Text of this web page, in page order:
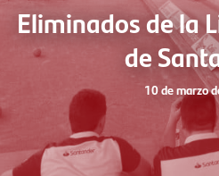
Eliminados de la
de
10 de marzo